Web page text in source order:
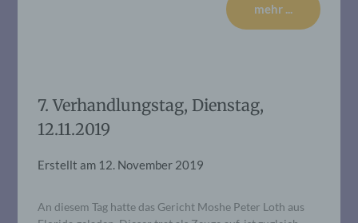
mehr ...
7. Verhandlungstag, Dienstag,
12.11.2019
Erstellt am 12. November 2019
An diesem Tag hatte das Gericht Moshe Peter Loth aus